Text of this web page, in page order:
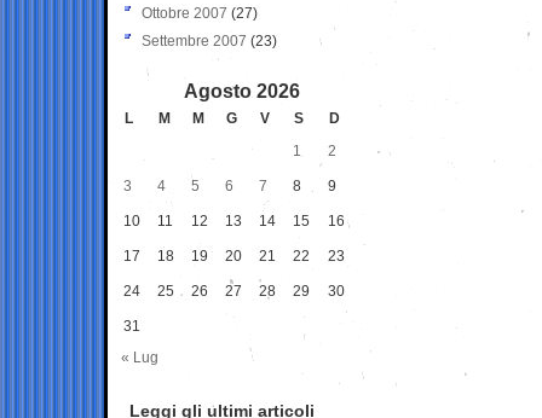
Ottobre 2007 (27)
Settembre 2007 (23)
Agosto 2026
L M M G V S
D
1
2
3 4 5 6 7 8 9
10 11 12 13 14 15 16
17 18 19 20 21 22 23
24 25 26 27 28 29 30
31
« Lug
Leggi gli ultimi articoli